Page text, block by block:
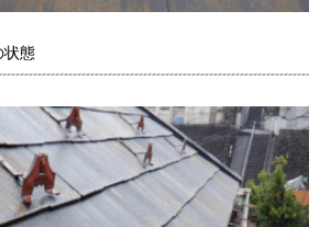
状態